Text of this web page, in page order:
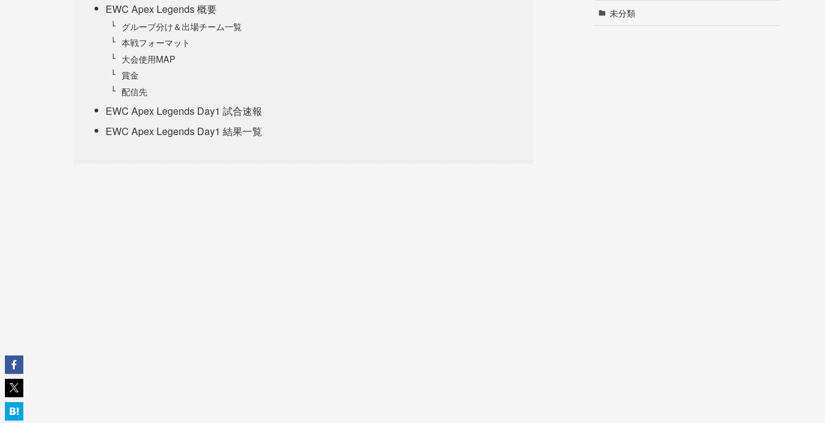
EWC Apex Legends 概要
グループ分け＆出場チーム一覧
本戦フォーマット
大会使用MAP
賞金
配信先
EWC Apex Legends Day1 試合速報
EWC Apex Legends Day1 結果一覧
未分類